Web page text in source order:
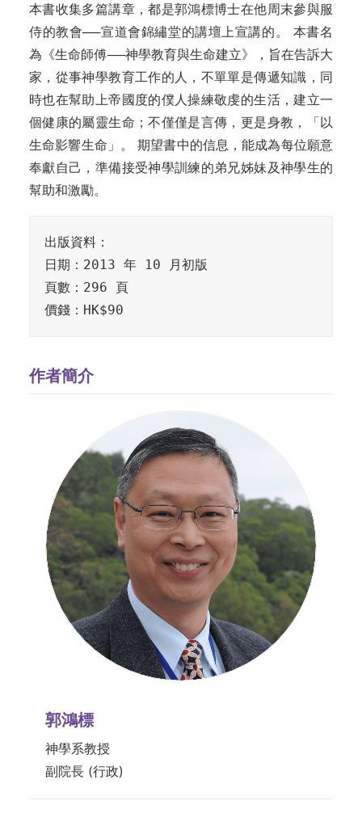
本書收集多篇講章，都是郭鴻標博士在他周末參與服
侍的教會──宣道會錦繡堂的講壇上宣講的。 本書名
為《生命師傅──神學教育與生命建立》，旨在告訴大
家，從事神學教育工作的人，不單單是傳遞知識，同
時也在幫助上帝國度的僕人操練敬虔的生活，建立一
個健康的屬靈生命；不僅僅是言傳，更是身教，「以
生命影響生命」。 期望書中的信息，能成為每位願意
奉獻自己，準備接受神學訓練的弟兄姊妹及神學生的
幫助和激勵。
出版資料：
日期：2013 年 10 月初版
頁數：296 頁
價錢：HK$90
作者簡介
郭鴻標
神學系教授
副院長 (行政)